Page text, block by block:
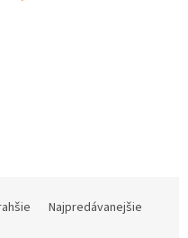
Najpredávanejšie